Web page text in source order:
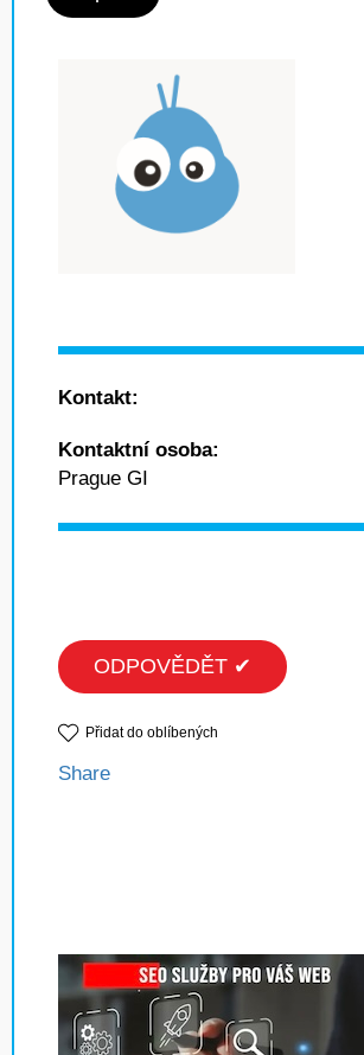
Kontakt:
Kontaktní osoba:
Prague GI
ODPOVĚDĚT ✔
Přidat do oblíbených
Share